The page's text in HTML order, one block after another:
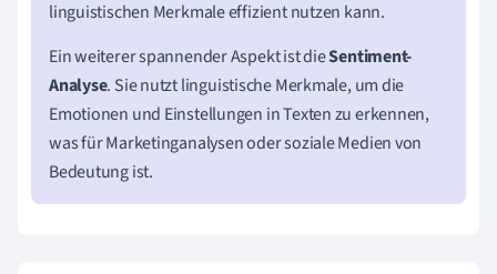
linguistischen Merkmale effizient nutzen kann.
Ein weiterer spannender Aspekt ist dieSentiment-
Analyse. Sie nutzt linguistische Merkmale, um die
Emotionen und Einstellungen in Texten zu erkennen,
was für Marketinganalysen oder soziale Medien von
Bedeutung ist.